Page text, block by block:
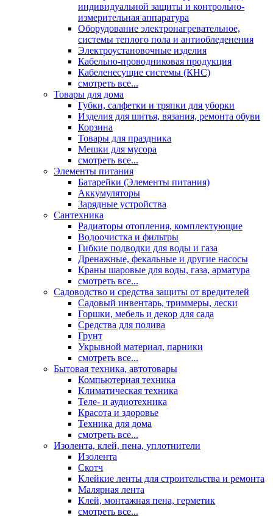
индивидуальной защиты и контрольно-
измерительная аппаратура
Оборудование электронагревательное,
системы теплого пола и антиобледенения
Электроустановочные изделия
Кабельно-проводниковая продукция
Кабеленесущие системы (КНС)
смотреть все...
Товары для дома
Губки, салфетки и тряпки для уборки
Изделия для шитья, вязания, ремонта обуви
Корзина
Товары для праздника
Мешки для мусора
смотреть все...
Элементы питания
Батарейки (Элементы питания)
Аккумуляторы
Зарядные устройства
Сантехника
Радиаторы отопления, комплектующие
Водоочистка и фильтры
Гибкие подводки для воды и газа
Дренажные, фекальные и другие насосы
Краны шаровые для воды, газа, арматура
смотреть все...
Садоводство и средства защиты от вредителей
Садовый инвентарь, триммеры, лески
Горшки, мебель и декор для сада
Средства для полива
Грунт
Укрывной материал, парники
смотреть все...
Бытовая техника, автотовары
Компьютерная техника
Климатическая техника
Теле- и аудиотехника
Красота и здоровье
Техника для дома
смотреть все...
Изолента, клей, пена, уплотнители
Изолента
Скотч
Клейкие ленты для строительства и ремонта
Малярная лента
Клей, монтажная пена, герметик
смотреть все...